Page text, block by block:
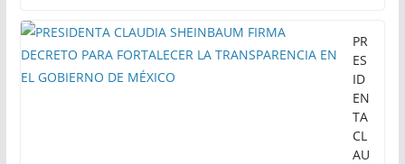
PR
ES
ID
EN
TA
CL
AU